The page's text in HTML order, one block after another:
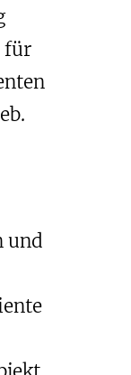
für
und